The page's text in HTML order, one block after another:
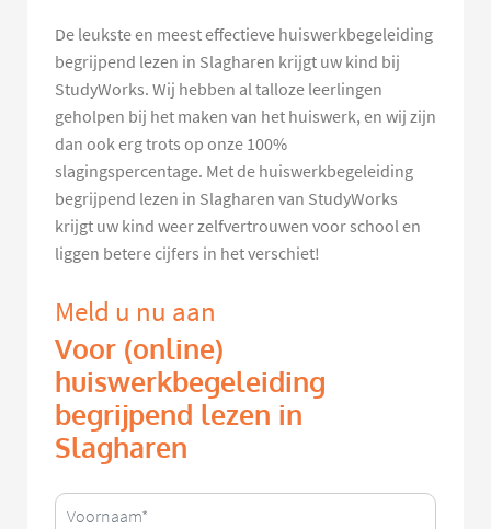
De leukste en meest effectieve huiswerkbegeleiding
begrijpend lezen in Slagharen krijgt uw kind bij
StudyWorks. Wij hebben al talloze leerlingen
geholpen bij het maken van het huiswerk, en wij zijn
dan ook erg trots op onze 100%
slagingspercentage. Met de huiswerkbegeleiding
begrijpend lezen in Slagharen van StudyWorks
krijgt uw kind weer zelfvertrouwen voor school en
liggen betere cijfers in het verschiet!
Meld u nu aan
Voor (online)
huiswerkbegeleiding
begrijpend lezen in
Slagharen